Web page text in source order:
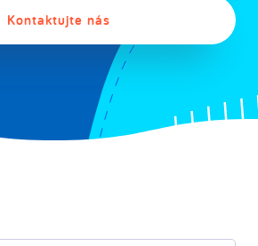
Kontaktujte nás